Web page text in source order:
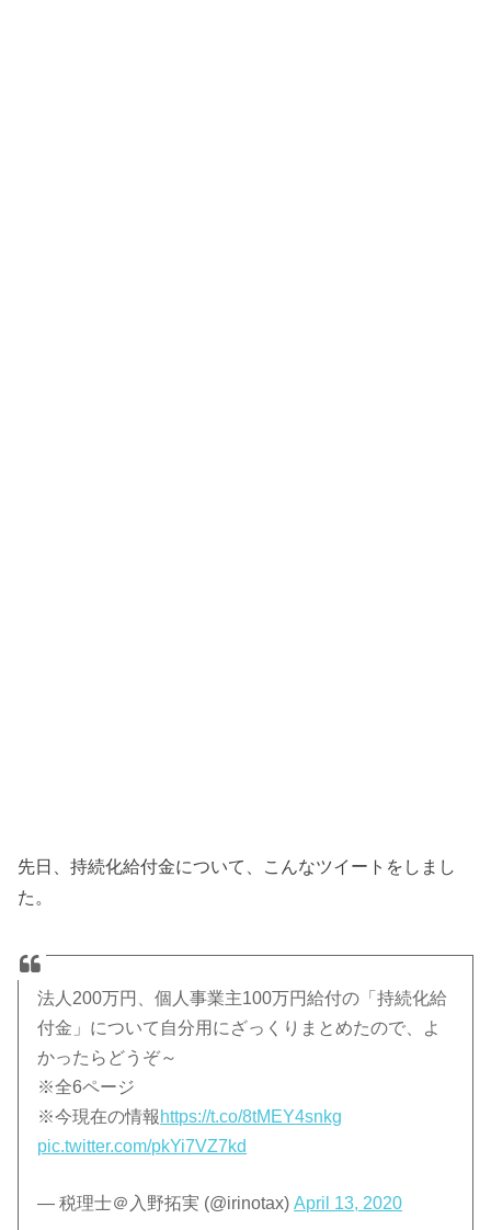
先日、持続化給付金について、こんなツイートをしまし
た。
法人200万円、個人事業主100万円給付の「持続化給
付金」について自分用にざっくりまとめたので、よ
かったらどうぞ～
※全6ページ
※今現在の情報 https://t.co/8tMEY4snkg
pic.twitter.com/pkYi7VZ7kd
— 税理士＠入野拓実 (@irinotax)April 13, 2020